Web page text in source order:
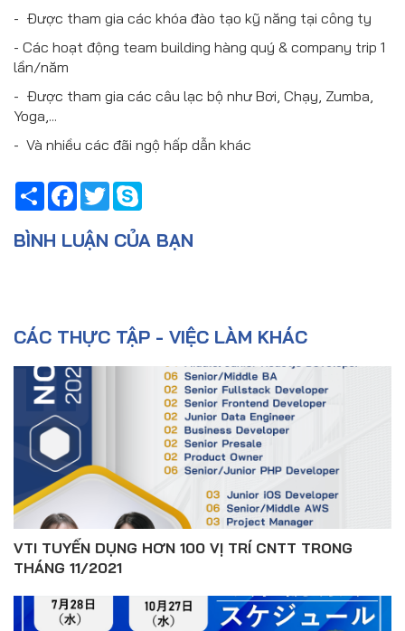
- Được tham gia các khóa đào tạo kỹ năng tại công ty
- Các hoạt động team building hàng quý & company trip 1
lần/năm
- Được tham gia các câu lạc bộ như Bơi, Chạy, Zumba,
Yoga,...
- Và nhiều các đãi ngộ hấp dẫn khác
ShareFacebook
Twitter
BÌNH LUẬN CỦA BẠN
CÁC THỰC TẬP - VIỆC LÀM KHÁC
VTI TUYỂN DỤNG HƠN 100 VỊ TRÍ CNTT TRONG
THÁNG 11/2021